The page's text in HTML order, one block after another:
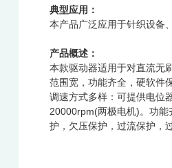
典型应用：
本产品广泛应用于针织设备
产品概述：
本款驱动器适用于对直流无
范围宽，功能齐全，硬软件
调速方式多样：可提供电位
20000rpm(两极电机)。功能
护，欠压保护，过流保护，